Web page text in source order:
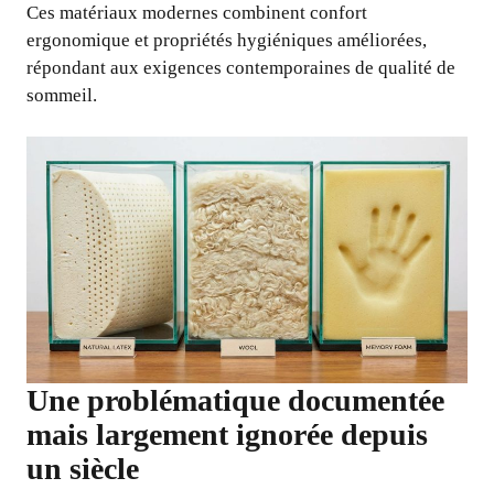
Ces matériaux modernes combinent confort
ergonomique et propriétés hygiéniques améliorées,
répondant aux exigences contemporaines de qualité de
sommeil.
Une problématique documentée
mais largement ignorée depuis
un siècle